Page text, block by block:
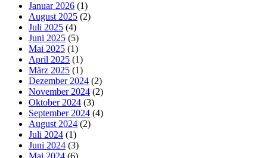
Januar 2026 (1)
August 2025 (2)
Juli 2025 (4)
Juni 2025 (5)
Mai 2025 (1)
April 2025 (1)
März 2025 (1)
Dezember 2024 (2)
November 2024 (2)
Oktober 2024 (3)
September 2024 (4)
August 2024 (2)
Juli 2024 (1)
Juni 2024 (3)
Mai 2024 (6)